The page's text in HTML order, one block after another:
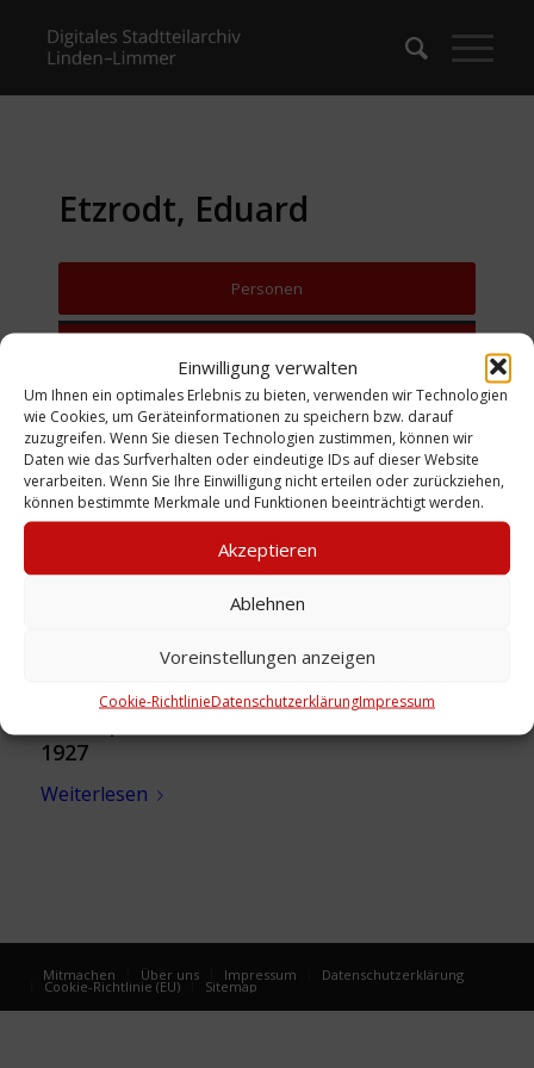
Einwilligung verwalten
Um Ihnen ein optimales Erlebnis zu bieten, verwenden wir Technologien
wie Cookies, um Geräteinformationen zu speichern bzw. darauf
zuzugreifen. Wenn Sie diesen Technologien zustimmen, können wir
Daten wie das Surfverhalten oder eindeutige IDs auf dieser Website
verarbeiten. Wenn Sie Ihre Einwilligung nicht erteilen oder zurückziehen,
können bestimmte Merkmale und Funktionen beeinträchtigt werden.
Akzeptieren
Ablehnen
Voreinstellungen anzeigen
Cookie-RichtlinieDatenschutzerklärungImpressum
Etzrodt, Eduard
Personen
1927
Weiterlesen
Mitmachen Über uns Impressum Datenschutzerklärung
Cookie-Richtlinie (EU) Sitemap